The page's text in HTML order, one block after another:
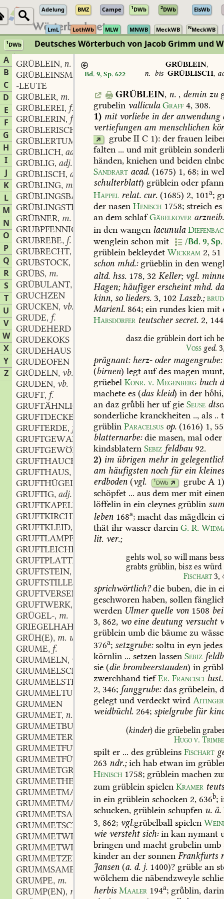
Adelung BMZ Campe 1DWb 2DWb ElsWb
LmL LothWb MLW MNWB MeckWB NMeckWB
1DWb Deutsches Wörterbuch von Jacob Grimm und
A
B
C
D
E
F
G
H
I
J
K
L
M
N
O
P
Q
R
S
T
U
V
W
X
Y
Z
GRÜBLEIN, n.
GRÜBLEINSMANN
-LEUTE
GRÜBLER, m.
GRÜBLEREI, f.
GRÜBLERIN, f.
GRÜBLERISCH
GRÜBLERTUM
GRÜBLICH, adj.
GRÜBLIG, adj.
GRÜBLISCH, adj.
GRÜBLING, m.
GRÜBLINGSBAUM
GRÜBLINGSTHOR
GRÜBNER, m.
GRUBPFENNIG
GRUBREBE, f.
GRUBRECHT,
GRUBSTOCK,
GRÜBS, m.
GRÜBULANT,
GRUCHZEN
GRUCKEN, vb.
GRUDE, f.
GRUDEHERD
GRUDEKOKS
GRUDEHAUS
GRUDEOFEN
GRÜDELN, vb.
GRUDEN, vb.
GRUFT, f.
GRUFTÄHNLICH
adj.
GRUFTDECKEL
GRUFTERDE, f.
GRUFTGEWAND
n.
GRUFTGEWÖLBE
n.
GRUFTHAUCH
GRUFTHAUS,
GRUFTHÜGEL
GRUFTIG, adj.
GRUFTKAPELLE
GRUFTKIRCHE
GRUFTKLEID,
GRUFTLAMPE
GRUFTLEICHE
GRUFTPLATTE
GRUFTSTEIN,
GRUFTSTILLE
GRUFTVERSENKUNG ,f.
GRUFTWERK,
GRÜGEL-, m.
GRIEGELHAHN
GRÜH(E), m. und f.
GRUME, f.
GRUMMELN, vb.
GRUMMELSCHAUER
GRUMMELSTEIN
GRUMMELTURM
GRUMMEN
GRUMMET, n.
GRUMMETBUTTER
GRUMMETERNTE
GRUMMETFUTTER
GRUMMETFÜTTERUNG
GRUMMETGRAS
GRUMMETHEU
GRUMMETMACHER
GRUMMETMAHD
GRUMMETSACK
GRUMMETSCHOBER
GRUMMETWEIB
GRUMMETWIESE
GRUMMETZEIT
GRUMMSAME
GRUMPE, m.
GRUMP(EN), m.
Bd. 9, Sp. 622
GRÜBLEIN,
n. bis GRÜBLISCH,
GRÜBLEIN, n. , deminzu
grubelin vallicula Graff 4, 308.
1) mitvorliebe in deranwendung
vertiefungen am menschlichen
grubeIIC1):derfrauen
falten ... und mit grüblein
händen, kniehen und beiden
Sandrart acad. (1675) 1, 68; in
schulterblatt) grüblein oder
Happel relat. cur. (1685) 2, 101a;
der nasen Henisch 1758; streich es
an dem schlaf Gäbelkover arzneib.
in den wangen lacunula
wenglein schon mit /Bd. 9,
grüblein bekleydet Wickram 2, 51
schon mhd.:grüeblin in den
altd. hss. 178, 32 Keller;vgl.
Hagen;häufigererscheintmhd.
kinn, solieders. 3, 102 Laszb.;
Marienl. 864; ein rundes kien mit
Harsdörfer teutschersecret. 2, 144
dasz die grüblein dort ich
Voss ged.
prägnant:herz-odermagengrube:
(birnen) legt aufdes magen
grüebel Konr. v. Megenberg buch
machete es (das kleid) in der hhi,
an daz grbli her ufgie Seuse
sonderliche kranckheiten .., als ..
grüblin Paracelsus op. (1616) 1, 55
blatternarbe:die masen, mal oder
kindsblatern Sebiz feldbau 92.
2) im übrigen mehrin
am häufigsten noch fürein
erdboden (vgl. 1DWb grube A
schöpfet ... aus dem mer mit
löffelin in ein cleynes grüblin
leben 168a; macht das mägdlein
thät ihr wasser darein G. R.
lit. ver.;
gehts wol, so willmans
grabts grüblin, bisz es würd
Fischart 3,
sprichwörtlich?die buben, die in
geschworen haben, sollen
werden Ulmerquelle von 1508 bei
3, 862, woeine deutungversucht
grüblein umb die bäume zu
376a; setzgrube:soltu in eyn jedes
körnlin ... setzen lassen Sebiz
sie (die brombeerstauden) in
zwerchhand tief Er. Francisci lust.
2, 346; fanggrube:das grübelein,
gelegt und verdeckt wird Aitinger
weidbüchl. 264; spielgrube für
(kinder) die grüebelîn
Hugo v.
spilt er ... des grübleins Fischart
263 ndr.;ich hab etwan im
Henisch 1758; grüblein machen
zum grüblein spielen Kramer
in ein grüblein schocken 2, 636b;
schucken, grüblein schupfen u. ä.
3, 862; vgl.grübelball spielen
wie verstehtsich:in kan nymant
bringen und macht grubelin umb
kinder an der sonnen Frankfurts
Jansen (a. d. j. 1400)? grüble an
wölchem die näbendzweyle
herbis Maaler 194a; grblin,